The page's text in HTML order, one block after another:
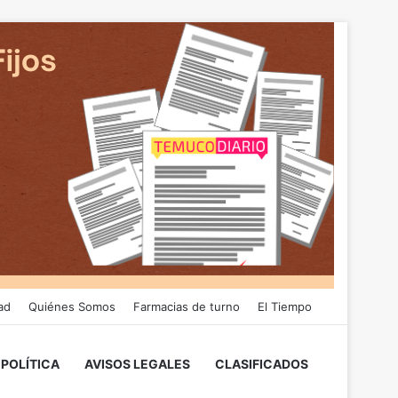
Quiénes Somos Farmacias de turno El Tiempo
POLÍTICA AVISOS LEGALES CLASIFICADOS